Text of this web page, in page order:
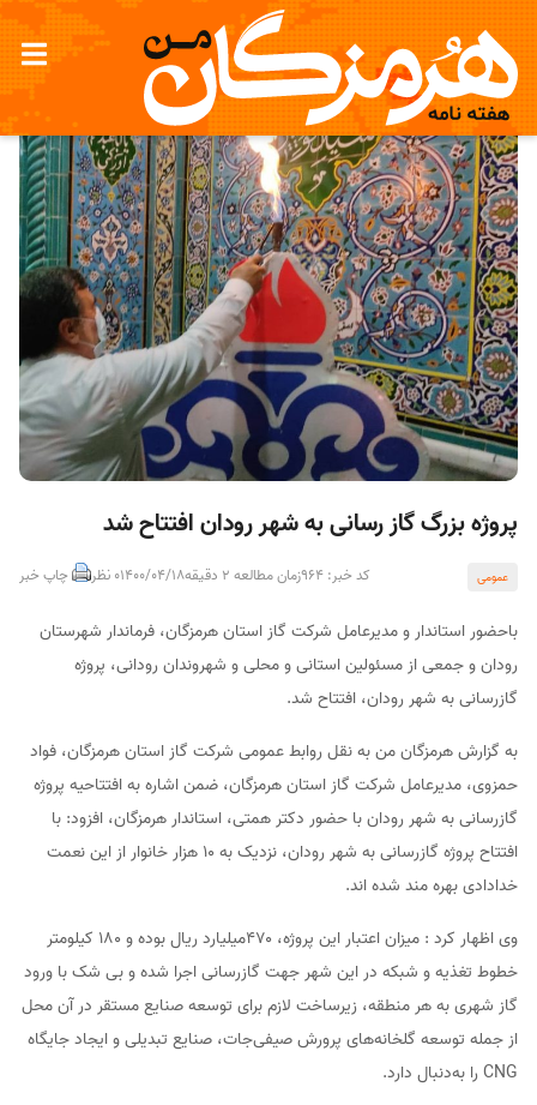
پروژه بزرگ گاز رسانی به شهر رودان افتتاح شد
عمومی کد خبر: 964 زمان مطالعه 2 دقیقه 1400/04/180 نظر چاپ خبر
باحضور استاندار و مدیرعامل شرکت گاز استان هرمزگان، فرماندار شهرستان
رودان و جمعی از مسئولین استانی و محلی و شهروندان رودانی، پروژه
گازرسانی به شهر رودان، افتتاح شد.
به گزارش هرمزگان من به نقل روابط عمومی شرکت گاز استان هرمزگان، فواد
حمزوی، مدیرعامل شرکت گاز استان هرمزگان، ضمن اشاره به افتتاحیه پروژه
گازرسانی به شهر رودان با حضور دکتر همتی، استاندار هرمزگان، افزود: با
افتتاح پروژه گازرسانی به شهر رودان، نزدیک به ۱۰ هزار خانوار از این نعمت
خدادادی بهره مند شده اند.
وی اظهار کرد : میزان اعتبار این پروژه، ۴۷۰میلیارد ریال بوده و ۱۸۰ کیلومتر
خطوط تغذیه و شبکه در این شهر جهت گازرسانی اجرا شده و بی شک با ورود
گاز شهری به هر منطقه، زیرساخت لازم برای توسعه صنایع مستقر در آن محل
از جمله توسعه گلخانه‌های پرورش صیفی‌جات، صنایع تبدیلی و ایجاد جایگاه
CNG را به‌دنبال دارد.